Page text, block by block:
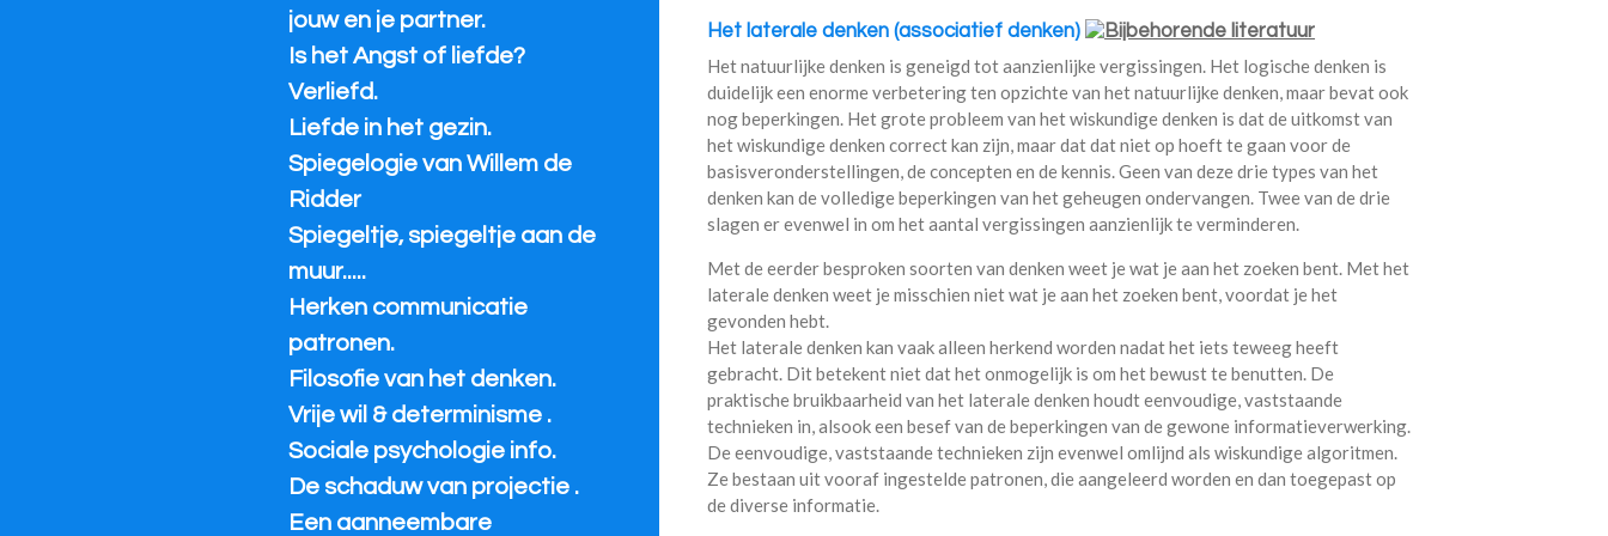
Het laterale denken (associatief denken)
Het natuurlijke denken is geneigd tot aanzienlijke vergissingen. Het logische denken is
duidelijk een enorme verbetering ten opzichte van het natuurlijke denken, maar bevat ook
nog beperkingen. Het grote probleem van het wiskundige denken is dat de uitkomst van
het wiskundige denken correct kan zijn, maar dat dat niet op hoeft te gaan voor de
basisveronderstellingen, de concepten en de kennis. Geen van deze drie types van het
denken kan de volledige beperkingen van het geheugen ondervangen. Twee van de drie
slagen er evenwel in om het aantal vergissingen aanzienlijk te verminderen.
Met de eerder besproken soorten van denken weet je wat je aan het zoeken bent. Met het
laterale denken weet je misschien niet wat je aan het zoeken bent, voordat je het
gevonden hebt.
Het laterale denken kan vaak alleen herkend worden nadat het iets teweeg heeft
gebracht. Dit betekent niet dat het onmogelijk is om het bewust te benutten. De
praktische bruikbaarheid van het laterale denken houdt eenvoudige, vaststaande
technieken in, alsook een besef van de beperkingen van de gewone informatieverwerking.
De eenvoudige, vaststaande technieken zijn evenwel omlijnd als wiskundige algoritmen.
Ze bestaan uit vooraf ingestelde patronen, die aangeleerd worden en dan toegepast op
de diverse informatie.
jouw en je partner.
Is het Angst of liefde?
Verliefd.
Liefde in het gezin.
Spiegelogie van Willem de
Ridder
Spiegeltje, spiegeltje aan de
muur.....
Herken communicatie
patronen.
Filosofie van het denken.
Vrije wil & determinisme .
Sociale psychologie info.
De schaduw van projectie .
Een aanneembare